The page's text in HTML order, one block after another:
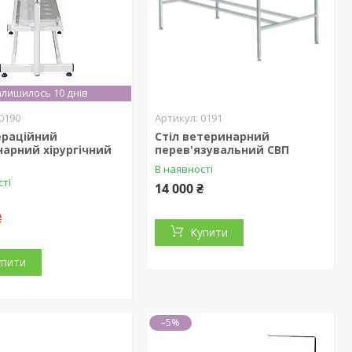
10 днів
хірургічний
0191
Стіл ветеринарний
перев'язувальний СВП
В наявності
14 000 ₴
Купити
–5%